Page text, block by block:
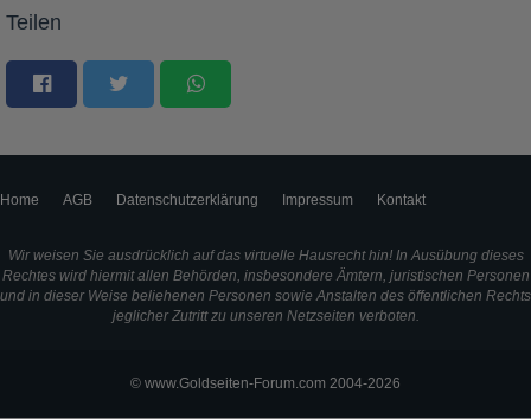
Teilen
Home AGB Datenschutzerklärung Impressum Kontakt
Wir weisen Sie ausdrücklich auf das virtuelle Hausrecht hin! In Ausübung dieses
Rechtes wird hiermit allen Behörden, insbesondere Ämtern, juristischen Personen
und in dieser Weise beliehenen Personen sowie Anstalten des öffentlichen Rechts
jeglicher Zutritt zu unseren Netzseiten verboten.
© www.Goldseiten-Forum.com 2004-2026